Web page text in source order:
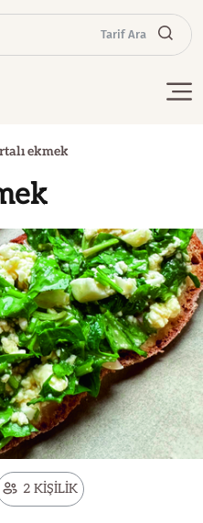
Tarif Ara
ekmek
2 KİŞİLİK